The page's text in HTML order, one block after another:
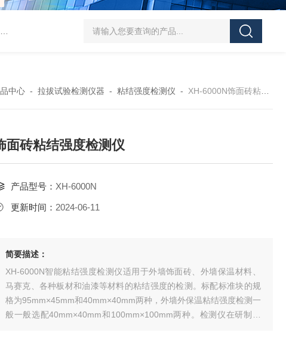
QCJ-50/100型漆膜落锤冲击测试仪交通U型板 ZTT-970C通信管道静摩擦系
中心- 拉拔试验检测仪器 - 粘结强度检测仪 - XH-6000N饰面砖粘结强度检测仪
面砖粘结强度检测仪
产品型号： XH-6000N
更新时间： 2024-06-11
简要描述：
XH-6000N智能粘结强度检测仪适用于外墙饰面砖、外墙保温材料、
马赛克、各种板材和油漆等材料的粘结强度的检测。标配标准块的规
格为95mm×45mm和40mm×40mm两种，外墙外保温粘结强度检测一
般一般选配40mm×40mm和100mm×100mm两种。检测仪在研制时